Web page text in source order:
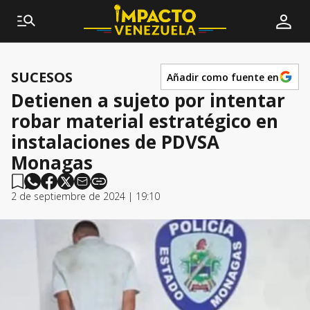
SUCESOS Añadir como fuente en
Detienen a sujeto por intentar
robar material estratégico en
instalaciones de PDVSA
Monagas
2 de septiembre de 2024 | 19:10